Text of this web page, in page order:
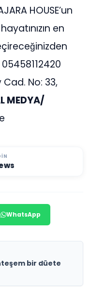
HOUSE’un
en
05458112420
No: 33,
MEDYA/
WhatsApp
bir düete